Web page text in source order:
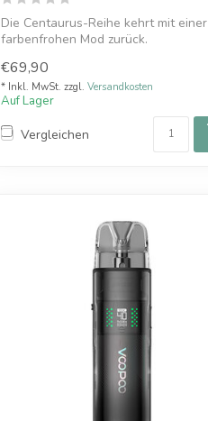
Die Centaurus-Reihe kehrt mit einer
farbenfrohen Mod zurück.
€69,90
* Inkl. MwSt. zzgl. Versandkosten
Auf Lager
Vergleichen